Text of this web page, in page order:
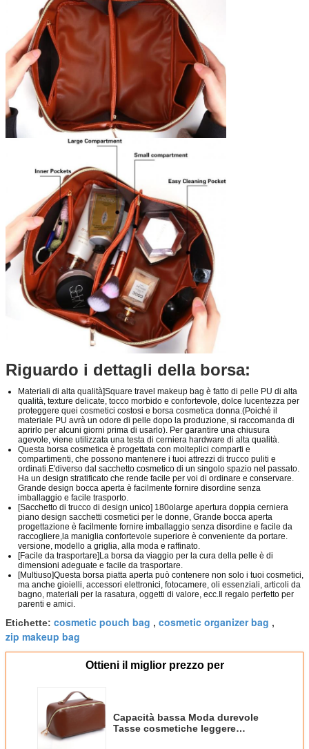
Riguardo i dettagli della borsa:
Materiali di alta qualità]Square travel makeup bag è fatto di pelle PU di alta
qualità, texture delicate, tocco morbido e confortevole, dolce lucentezza per
proteggere quei cosmetici costosi e borsa cosmetica donna.(Poiché il
materiale PU avrà un odore di pelle dopo la produzione, si raccomanda di
aprirlo per alcuni giorni prima di usarlo). Per garantire una chiusura
agevole, viene utilizzata una testa di cerniera hardware di alta qualità.
Questa borsa cosmetica è progettata con molteplici comparti e
compartimenti, che possono mantenere i tuoi attrezzi di trucco puliti e
ordinati.E'diverso dal sacchetto cosmetico di un singolo spazio nel passato.
Ha un design stratificato che rende facile per voi di ordinare e conservare.
Grande design bocca aperta è facilmente fornire disordine senza
imballaggio e facile trasporto.
[Sacchetto di trucco di design unico] 180olarge apertura doppia cerniera
piano design sacchetti cosmetici per le donne, Grande bocca aperta
progettazione è facilmente fornire imballaggio senza disordine e facile da
raccogliere,la maniglia confortevole superiore è conveniente da portare.
versione, modello a griglia, alla moda e raffinato.
[Facile da trasportare]La borsa da viaggio per la cura della pelle è di
dimensioni adeguate e facile da trasportare.
[Multiuso]Questa borsa piatta aperta può contenere non solo i tuoi cosmetici,
ma anche gioielli, accessori elettronici, fotocamere, oli essenziali, articoli da
bagno, materiali per la rasatura, oggetti di valore, ecc.Il regalo perfetto per
parenti e amici.
Etichette: cosmetic pouch bag , cosmetic organizer bag ,
zip makeup bag
Ottieni il miglior prezzo per
Capacità bassa Moda durevole
Tasse cosmetiche leggere